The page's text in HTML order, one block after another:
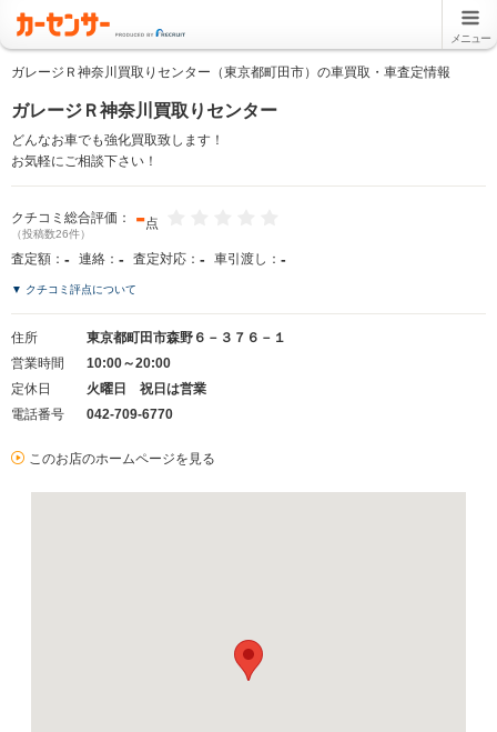
メニュー
ガレージＲ神奈川買取りセンター（東京都町田市）の車買取・車査定情報
ガレージＲ神奈川買取りセンター
どんなお車でも強化買取致します！
お気軽にご相談下さい！
クチコミ総合評価： -点
（投稿数26件）
査定額： - 連絡： - 査定対応： - 車引渡し： -
▼ クチコミ評点について
住所
東京都町田市森野６－３７６－１
営業時間
10:00～20:00
定休日
火曜日 祝日は営業
電話番号
042-709-6770
このお店のホームページを見る